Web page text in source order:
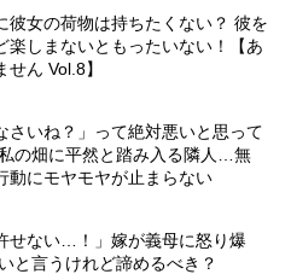
彼女の荷物は持ちたくない？ 彼を
楽しまないともったいない！【あ
ん Vol.8】
さいね？」って絶対悪いと思って
の畑に平然と踏み入る隣人…無
動にモヤモヤが止まらない
せない…！」嫁が義母に怒り爆
と言うけれど諦めるべき？